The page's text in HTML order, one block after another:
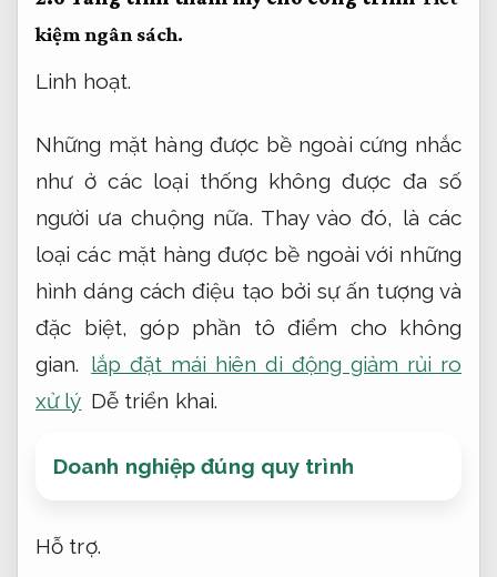
kiệm ngân sách.
Linh hoạt.
Những mặt hàng được bề ngoài cứng nhắc
như ở các loại thống không được đa số
người ưa chuộng nữa. Thay vào đó, là các
loại các mặt hàng được bề ngoài với những
hình dáng cách điệu tạo bởi sự ấn tượng và
đặc biệt, góp phần tô điểm cho không
gian. lắp đặt mái hiên di động giảm rủi ro
xử lý Dễ triển khai.
Doanh nghiệp đúng quy trình
Hỗ trợ.